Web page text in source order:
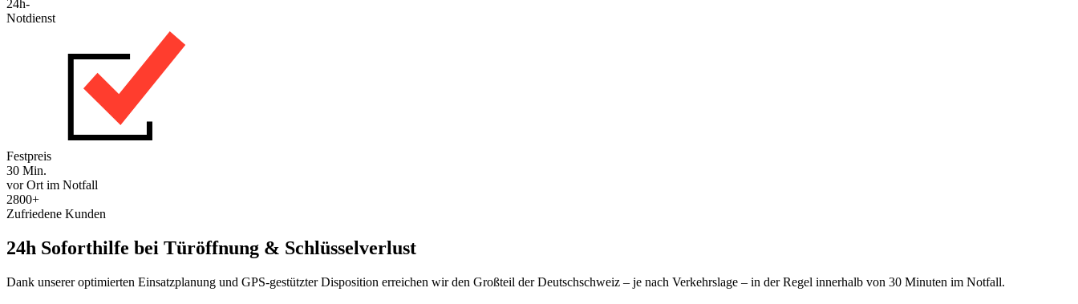
24h-
Notdienst
Festpreis
30 Min.
vor Ort im Notfall
2800+
Zufriedene Kunden
24h Soforthilfe bei Türöffnung & Schlüsselverlust
Dank unserer optimierten Einsatzplanung und GPS-gestützter Disposition erreichen wir den Großteil der Deutschschweiz – je nach Verkehrslage – in der Regel innerhalb von 30 Minuten im Notfall.